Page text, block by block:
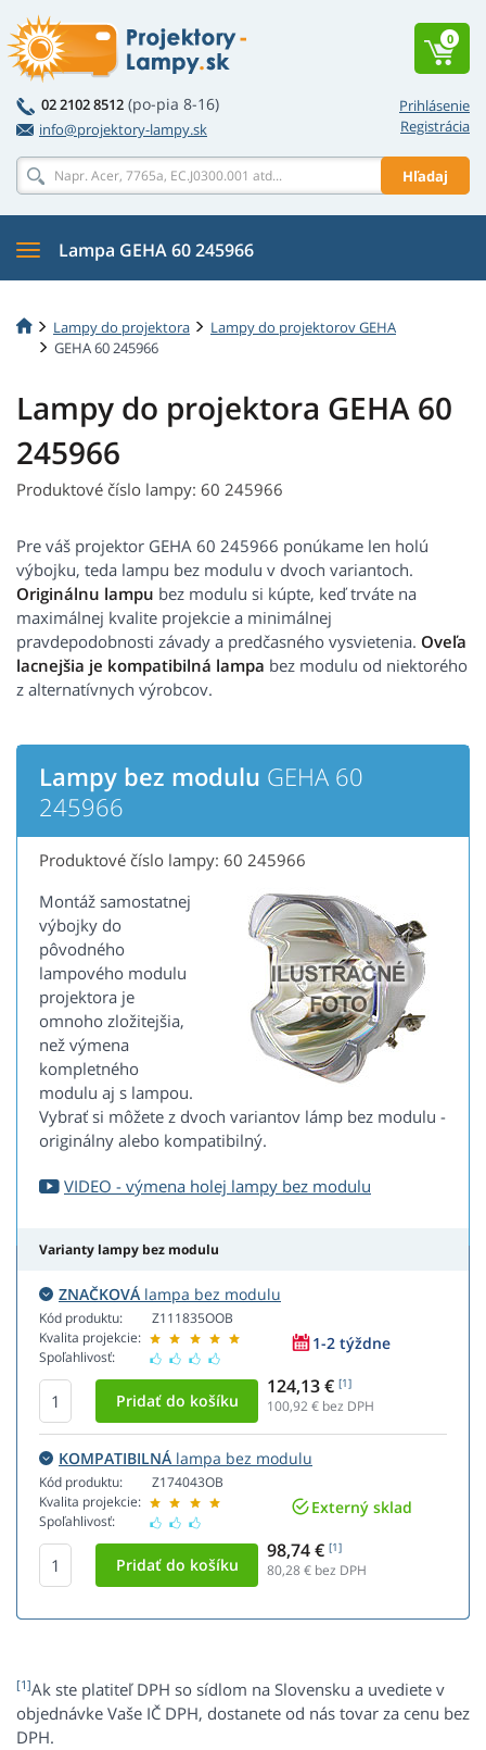
Prihlásenie
Registrácia
02 2102 8512 (po-pia 8-16)
info@projektory-lampy.sk
Hľadaj
0
Lampa GEHA 60 245966
Lampy do projektora
Lampy do projektorov GEHA
GEHA 60 245966
Lampy do projektora GEHA 60
245966
Produktové číslo lampy: 60 245966
Pre váš projektor GEHA 60 245966 ponúkame len holú
výbojku, teda lampu bez modulu v dvoch variantoch.
Originálnu lampu bez modulu si kúpte, keď trváte na
maximálnej kvalite projekcie a minimálnej
pravdepodobnosti závady a predčasného vysvietenia. Oveľa
lacnejšia je kompatibilná lampa bez modulu od niektorého
z alternatívnych výrobcov.
Lampy bez modulu GEHA 60
245966
Produktové číslo lampy: 60 245966
Montáž samostatnej
výbojky do
pôvodného
lampového modulu
projektora je
omnoho zložitejšia,
než výmena
kompletného
modulu aj s lampou.
Vybrať si môžete z dvoch variantov lámp bez modulu -
originálny alebo kompatibilný.
VIDEO - výmena holej lampy bez modulu
Varianty lampy bez modulu
ZNAČKOVÁ lampa bez modulu
Kód produktu:
Kvalita projekcie:
Spoľahlivosť:
Z111835OOB
1-2 týždne
124,13 € [1]
100,92€ bez DPH
KOMPATIBILNÁ lampa bez modulu
Kód produktu:
Kvalita projekcie:
Spoľahlivosť:
Z174043OB
Externý sklad
98,74 € [1]
80,28€ bez DPH
[1]Ak ste platiteľ DPH so sídlom na Slovensku a uvediete v
objednávke Vaše IČ DPH, dostanete od nás tovar za cenu bez
DPH.